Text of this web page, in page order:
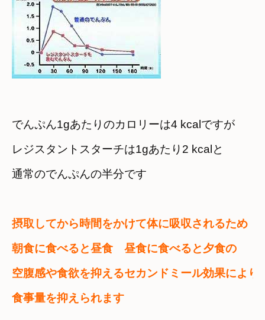
でんぷん1gあたりのカロリーは4 kcalですが
レジスタントスターチは1gあたり2 kcalと
通常のでんぷんの半分です
摂取してから時間をかけて体に吸収されるため
朝食に食べると昼食　昼食に食べると夕食の
空腹感や食欲を抑えるセカンドミール効果によ
食事量を抑えられます